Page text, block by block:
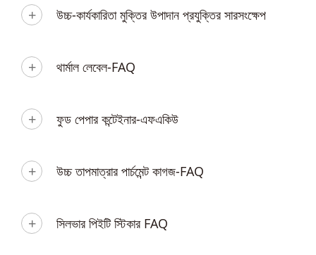
উচ্চ-কার্যকারিতা মুক্তির উপাদান প্রযুক্তির সারসংক্ষেপ
থার্মাল লেবেল-FAQ
ফুড পেপার কন্টেইনার-এফএকিউ
উচ্চ তাপমাত্রার পার্চমেন্ট কাগজ-FAQ
সিলভার পিইটি স্টিকার FAQ